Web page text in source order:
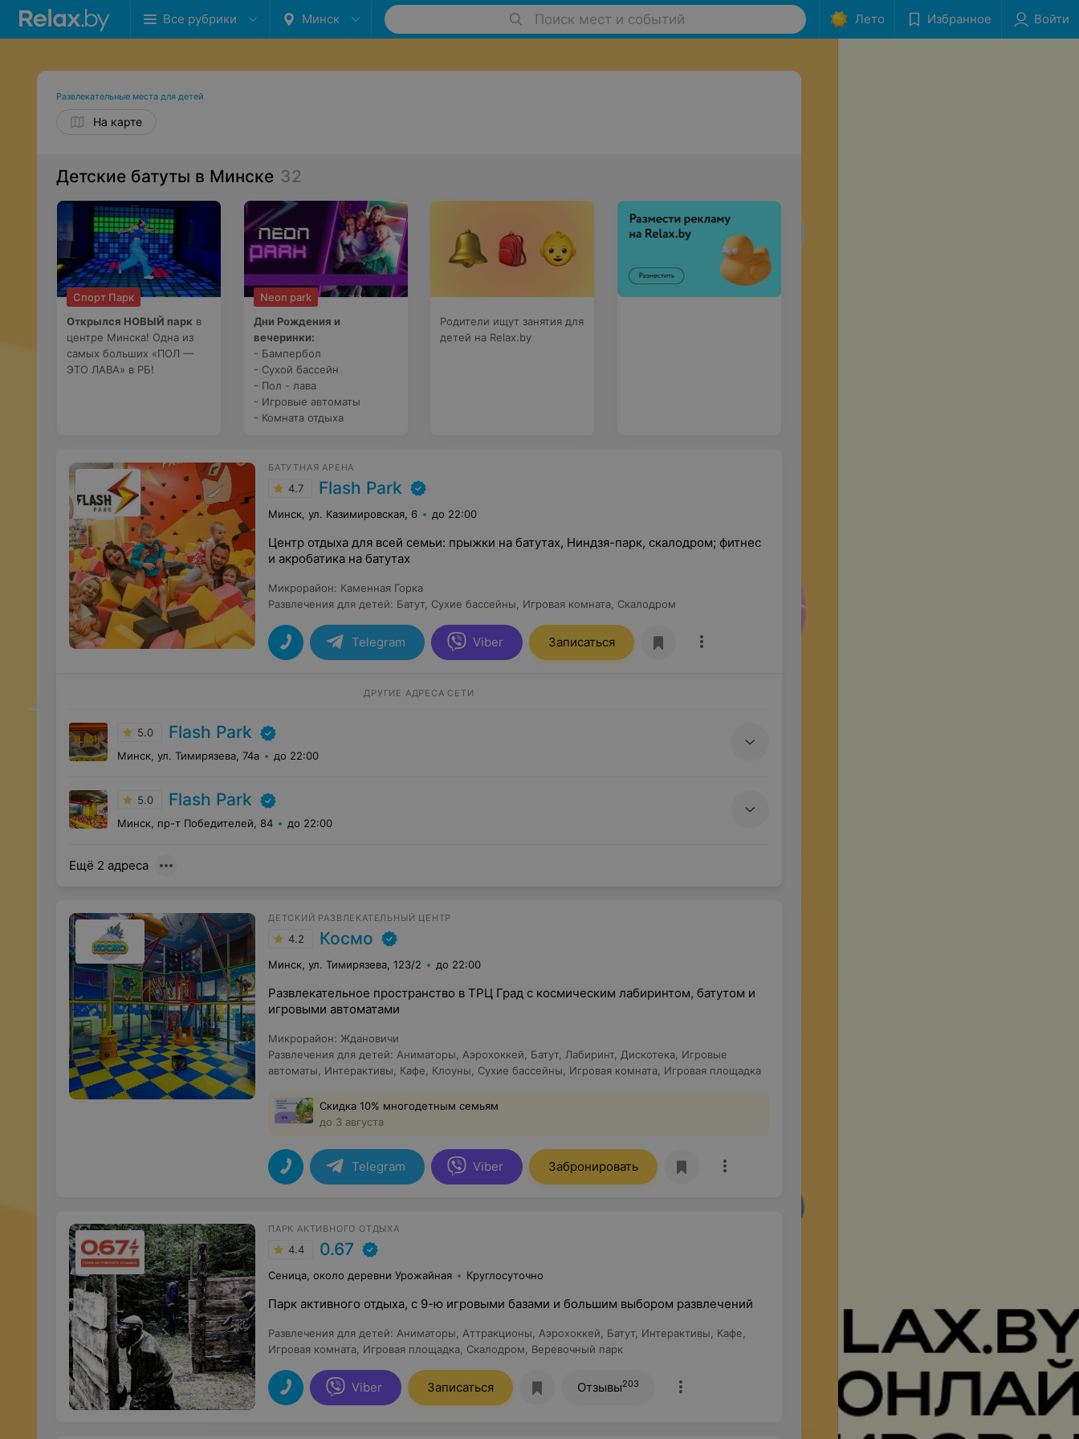
Все рубрики Минск Поиск мест и событий Лето Избранное Войти
Развлекательные места для детей
На карте
Детские батуты в Минске 32
Спорт Парк
Открылся НОВЫЙ парк в
центре Минска! Одна из
самых больших «ПОЛ —
ЭТО ЛАВА» в РБ!
Neon park
Дни Рождения и
вечеринки:
- Бампербол
- Сухой бассейн
- Пол - лава
- Игровые автоматы
- Комната отдыха
Родители ищут занятия для
детей на Relax.by
БАТУТНАЯ АРЕНА
4.7 Flash Park
Минск, ул. Казимировская, 6 до 22:00
Центр отдыха для всей семьи: прыжки на батутах, Ниндзя-парк, скалодром; фитнес
и акробатика на батутах
Микрорайон: Каменная Горка
Развлечения для детей: Батут, Сухие бассейны Игровая комната Скалодром
Telegram Viber Записаться
ДРУГИЕ АДРЕСА СЕТИ
5.0 Flash Park
Минск, ул. Тимирязева, 74а до 22:00
5.0 Flash Park
Минск, пр-т Победителей, 84 до 22:00
Ещё 2 адреса
ДЕТСКИЙ РАЗВЛЕКАТЕЛЬНЫЙ ЦЕНТР
4.2 Космо
Минск, ул. Тимирязева, 123/2 до 22:00
Развлекательное пространство в ТРЦ Град с космическим лабиринтом, батутом и
игровыми автоматами
Микрорайон: Ждановичи
Развлечения для детей: Аниматоры Аэрохоккей Батут, Лабиринт, Дискотека Игровые
автоматы
Интерактивы Кафе Клоуны Сухие бассейны Игровая комната Игровая площадка
Скидка 10% многодетным семьям
до 3 августа
Telegram Viber Забронировать
ПАРК АКТИВНОГО ОТДЫХА
4.4 0.67
Сеница, около деревни Урожайная Круглосуточно
Парк активного отдыха, с 9-ю игровыми базами и большим выбором развлечений
Развлечения для детей: Аниматоры Аттракционы Аэрохоккей Батут, Интерактивы Кафе
Игровая комната Игровая площадка Скалодром Веревочный парк
Viber Записаться Отзывы203